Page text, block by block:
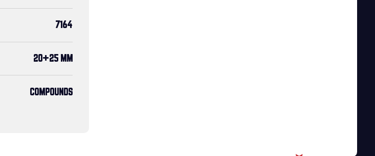
7164
20+25 MM
COMPOUNDS